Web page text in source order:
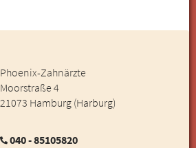
Phoenix-Zahnärzte
Moorstraße 4
21073 Hamburg (Harburg)
040 - 85105820